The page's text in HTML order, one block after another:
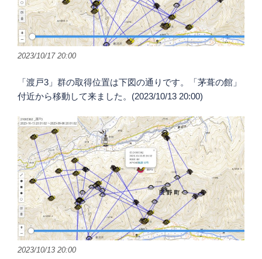
2023/10/17 20:00
「渡戸3」群の取得位置は下図の通りです。「茅葺の館」
付近から移動して来ました。(2023/10/13 20:00)
2023/10/13 20:00